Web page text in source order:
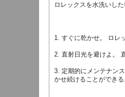
ロレックスを水洗いし
1. すぐに乾かせ。 ロレ
2. 直射日光を避けよ。
3. 定期的にメンテナン
かせ続けることができ